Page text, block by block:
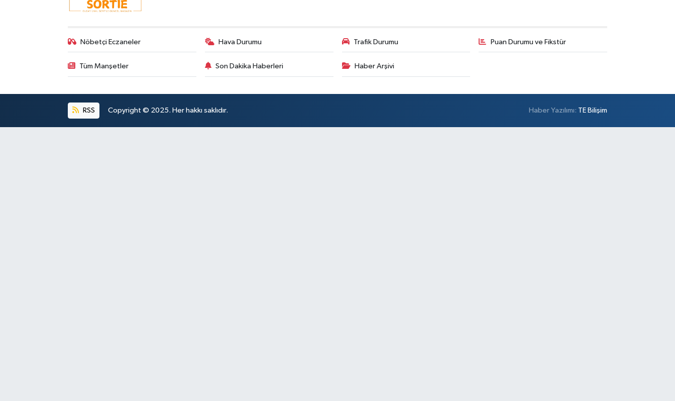
Nöbetçi Eczaneler Hava Durumu Trafik Durumu Puan Durumu ve Fikstür
Tüm Manşetler Son Dakika Haberleri Haber Arşivi
RSS Copyright © 2025. Her hakkı saklıdır. Haber Yazılımı: TE Bilişim